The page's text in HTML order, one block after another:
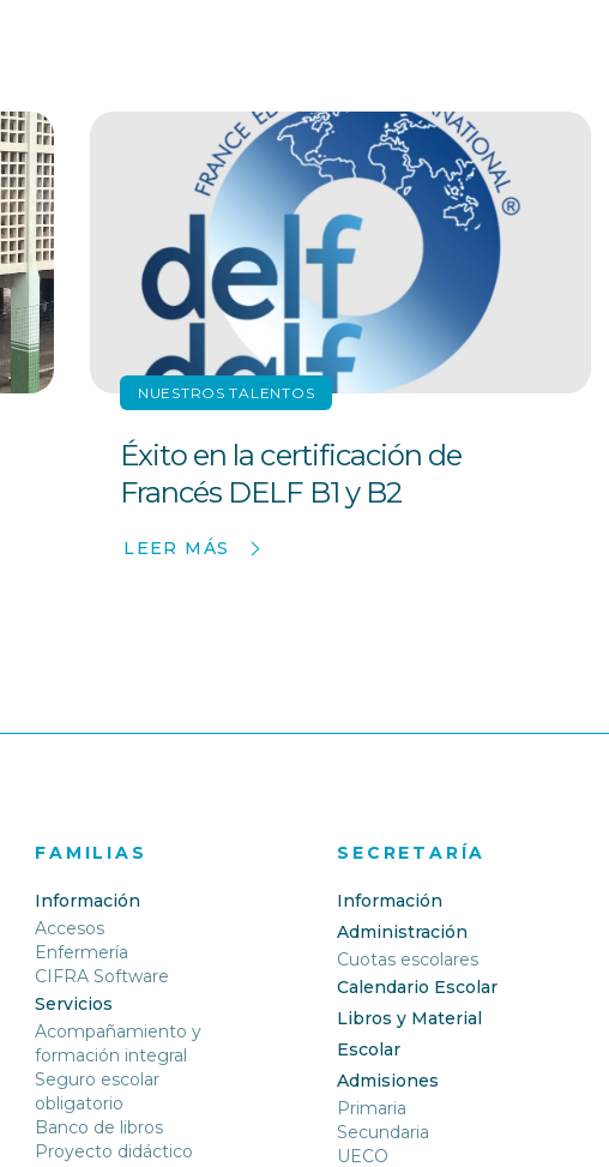
NUESTROS TALENTOS
Éxito en la certificación de
Francés DELF B1 y B2
LEER MÁS
FAMILIAS
Información
Accesos
Enfermería
CIFRA Software
Servicios
Acompañamiento y
formación integral
Seguro escolar
obligatorio
Banco de libros
Proyecto didáctico
SECRETARÍA
Información
Administración
Cuotas escolares
Calendario Escolar
Libros y Material
Escolar
Admisiones
Primaria
Secundaria
UECO